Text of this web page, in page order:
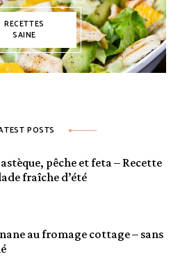
RECETTES
SAINE
POSTS
pêche et feta – Recette
fraîche d’été
au fromage cottage – sans